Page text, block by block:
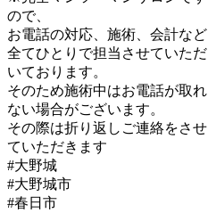
ので、
お電話の対応、施術、会計など
全てひとりで担当させていただ
いております。
そのため施術中はお電話が取れ
ない場合がございます。
その際は折り返しご連絡をさせ
ていただきます
#大野城
#大野城市
#春日市